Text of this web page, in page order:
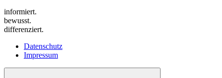
informiert.
bewusst.
differenziert.
Datenschutz
Impressum